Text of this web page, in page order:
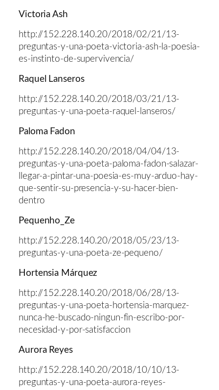
Victoria Ash
http://152.228.140.20/2018/02/21/13-
preguntas-y-una-poeta-victoria-ash-la-poesia-
es-instinto-de-supervivencia/
Raquel Lanseros
http://152.228.140.20/2018/03/21/13-
preguntas-y-una-poeta-raquel-lanseros/
Paloma Fadon
http://152.228.140.20/2018/04/04/13-
preguntas-y-una-poeta-paloma-fadon-salazar-
llegar-a-pintar-una-poesia-es-muy-arduo-hay-
que-sentir-su-presencia-y-su-hacer-bien-
dentro
Pequenho_Ze
http://152.228.140.20/2018/05/23/13-
preguntas-y-una-poeta-ze-pequeno/
Hortensia Márquez
http://152.228.140.20/2018/06/28/13-
preguntas-y-una-poeta-hortensia-marquez-
nunca-he-buscado-ningun-fin-escribo-por-
necesidad-y-por-satisfaccion
Aurora Reyes
http://152.228.140.20/2018/10/10/13-
preguntas-y-una-poeta-aurora-reyes-